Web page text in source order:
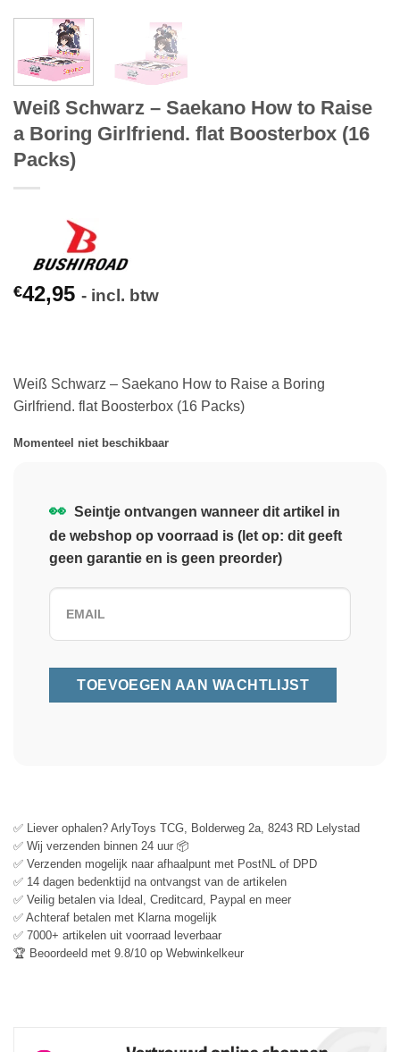
Weiß Schwarz – Saekano How to Raise
a Boring Girlfriend. flat Boosterbox (16
Packs)
€42,95 - incl. btw
Weiß Schwarz – Saekano How to Raise a Boring
Girlfriend. flat Boosterbox (16 Packs)
Momenteel niet beschikbaar
👀 Seintje ontvangen wanneer dit artikel in
de webshop op voorraad is (let op: dit geeft
geen garantie en is geen preorder)
✅ Liever ophalen? ArlyToys TCG, Bolderweg 2a, 8243 RD Lelystad
✅ Wij verzenden binnen 24 uur 📦
✅ Verzenden mogelijk naar afhaalpunt met PostNL of DPD
✅ 14 dagen bedenktijd na ontvangst van de artikelen
✅ Veilig betalen via Ideal, Creditcard, Paypal en meer
✅ Achteraf betalen met Klarna mogelijk
✅ 7000+ artikelen uit voorraad leverbaar
🏆 Beoordeeld met 9.8/10 op Webwinkelkeur